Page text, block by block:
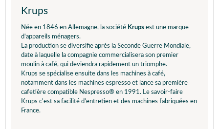
Krups
Née en 1846 en Allemagne, la société Krups est une marque
d'appareils ménagers.
La production se diversifie après la Seconde Guerre Mondiale,
date à laquelle la compagnie commercialisera son premier
moulin à café, qui deviendra rapidement un triomphe.
Krups se spécialise ensuite dans les machines à café,
notamment dans les machines espresso et lance sa première
cafetière compatible Nespresso® en 1991. Le savoir-faire
Krups c'est sa facilité d'entretien et des machines fabriquées en
France.